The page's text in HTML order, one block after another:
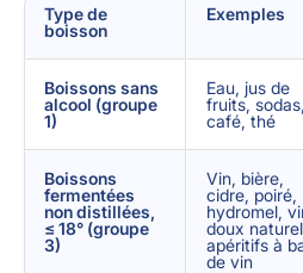
Type de
boisson
Exemples
Boissons sans
alcool (groupe
1)
Eau, jus de
fruits, sodas,
café, thé
Boissons
fermentées
non distillées,
≤ 18° (groupe
3)
Vin, bière,
cidre, poiré,
hydromel,
doux
apéritifs à
de vin